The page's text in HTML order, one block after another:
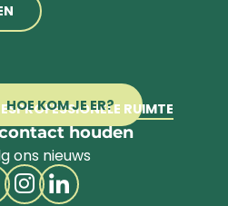
HOE KOM JE ER?
PROFESSIONELE RUIMTE
houden
ons nieuws